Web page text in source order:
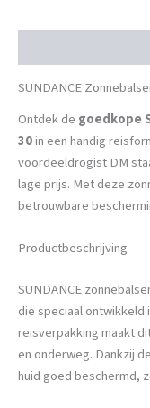
SUNDANCE
Ontdek de goedkope
30in een handig
voordeeldrogist DM
lage prijs. Met deze
betrouwbare
Productbeschrijving
SUNDANCE
die speciaal ontwikkeld
reisverpakking maakt
en onderweg. Dankzij
huid goed beschermd,